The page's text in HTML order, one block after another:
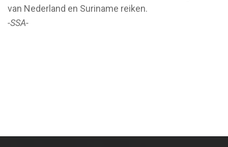
van Nederland en Suriname reiken.
-SSA-